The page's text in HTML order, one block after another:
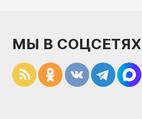
МЫ В СОЦСЕТЯХ